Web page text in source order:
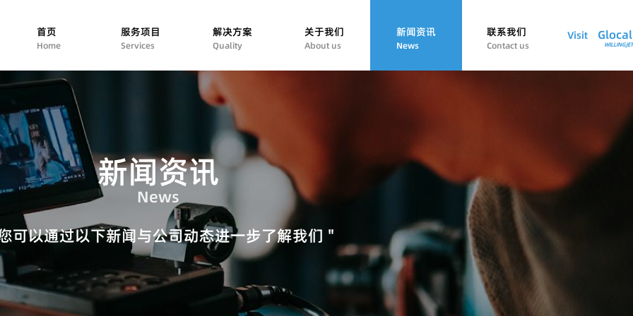
首页
Home
服务项目
Services
解决方案
Quality
关于我们
About us
新闻资讯
News
联系我们
Contact us
Visit Glocal
WILLINGJET
新闻资讯
News
可以通过以下新闻与公司动态进一步了解我们 "